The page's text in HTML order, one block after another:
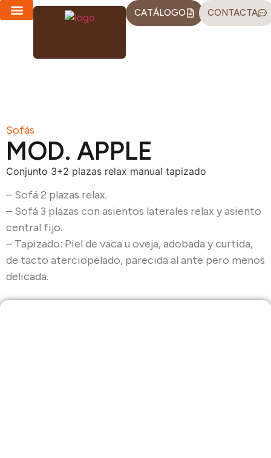
CATÁLOGO CONTACTA
Sofás
MOD. APPLE
Conjunto 3+2 plazas relax manual tapizado
– Sofá 2 plazas relax.
– Sofá 3 plazas con asientos laterales relax y asiento
central fijo.
– Tapizado: Piel de vaca u oveja, adobada y curtida,
de tacto aterciopelado, parecida al ante pero menos
delicada.